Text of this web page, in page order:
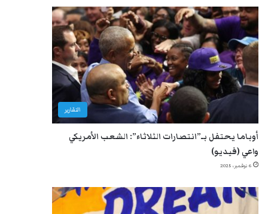
التقارير
أوباما يحتفل بـ”انتصارات الثلاثاء”: الشعب الأمريكي
واعي (فيديو)
6 نوفمبر، 2025